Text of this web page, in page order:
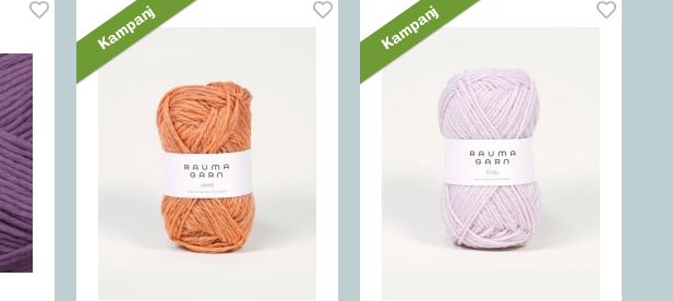
Kampanj Kampanj